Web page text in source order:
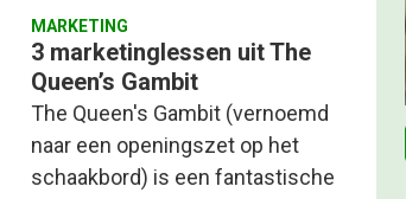
MARKETING
3 marketinglessen uit The
Queen’s Gambit
The Queen's Gambit (vernoemd
naar een openingszet op het
schaakbord) is een fantastische